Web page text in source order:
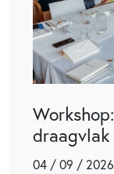
draagvlak
04 / 09 / 2026